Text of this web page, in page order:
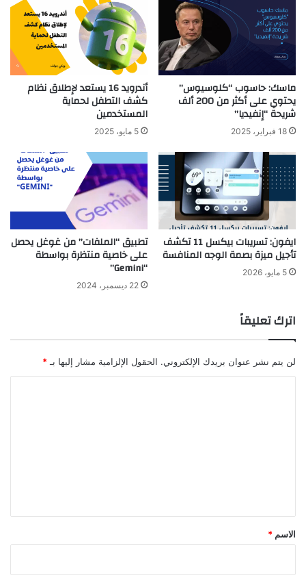
ماسك: حاسوب “كلوسيوس”
يحتوي على أكثر من 200 ألف
شريحة “إنفيديا”
18 فبراير، 2025
أندرويد 16 يستعد لإطلاق نظام
كشف التطفل لحماية
المستخدمين
5 مايو، 2025
ايفون: تسريبات بيكسل 11 تكشف
تأجيل ميزة بصمة الوجه المنافسة
5 مايو، 2026
تطبيق “الملفات” من غوغل يحصل
على خاصية منتظرة بواسطة
“Gemini”
22 ديسمبر، 2024
اترك تعليقاً
لن يتم نشر عنوان بريدك الإلكتروني. الحقول الإلزامية مشار إليها بـ *
*
الاسم *